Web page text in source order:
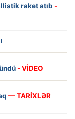
raket atıb -
- VİDEO
— TARİXLƏR